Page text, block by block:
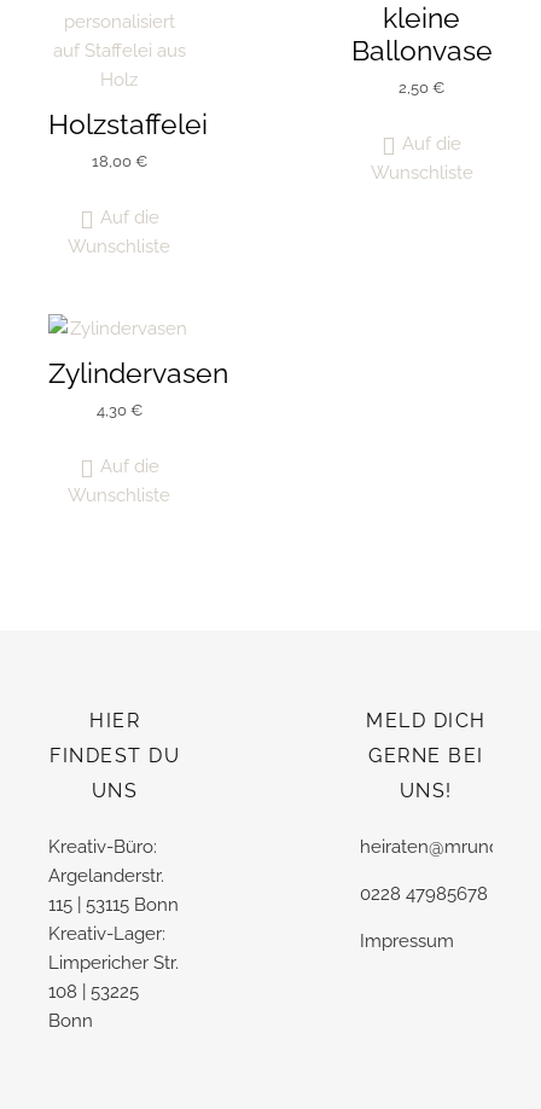
Holzstaffelei
18,00 €
Auf die
Wunschliste
kleine
Ballonvase
2,50€
Auf die
Wunschliste
Zylindervasen
4,30 €
Auf die
Wunschliste
HIER
FINDEST DU
UNS
Kreativ-Büro:
Argelanderstr.
115 | 53115 Bonn
Kreativ-Lager:
Limpericher Str.
108 | 53225
Bonn
MELD DICH
GERNE BEI
UNS!
0228 47985678
Impressum